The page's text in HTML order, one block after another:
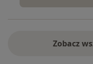
Zobacz